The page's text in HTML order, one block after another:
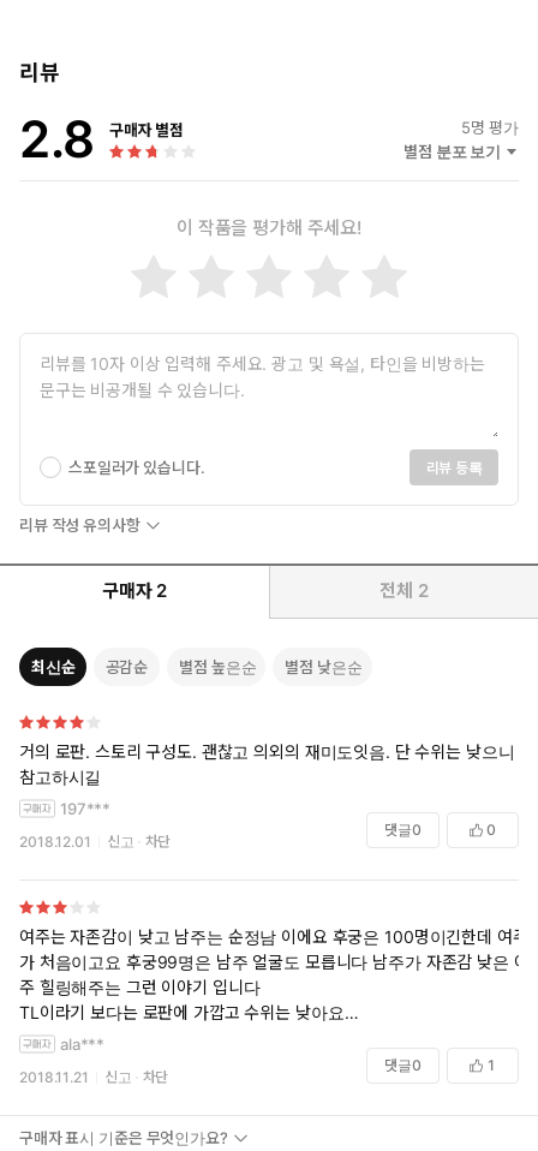
“신전을 닥치게 하고, 하렘을 없앨 것이다.”
은 조금 의아한 표정을 지었다.
“갑자기 뭐야?”
“……마유를 안을 수 있는 것이 앞으로 100일 이후라니 참을 수가 없
단 한 번, 달콤한 과실을 먹고, 그 맛을 알아 버리면 더욱 탐욕스럽
게 원하게 되는 것은 어쩔 수 없는 일이었다.
“완전 제멋대로네, 너!”
“아니, 그러니까, 그걸 말로 전하면 되잖아!”
수호 정령은 주인에게 한소리 하면서, 계속 웃으며 뒹굴었다.
* * *
히키코모리 니트인 내게, 숙식 제공인 하렘은 그야말로 천국!
……그런데, 내가 왕의 총애를 받는다고요?!
마유는 어느 날 이세계에 떨어지고, 99번째 후궁으로 하렘에 들어
100일에 한 번 돌아오는 밤 시중만 참아 내면 아름다운 옷과 맛있는
식사가 무제한 제공되는 생활이라니, 혹시 천국?
만, 왜인지 국왕 알다할의 총애를 받게 된다.
“나의 비는 그대 한 명이면 족하다.”
부드럽지만 진중한 알다할의 말을 듣고 차차 그에게 이끌리는 마유.
그러나 왕의 총애를 받는 후궁이 되자, 이목이 쏠려 주위가 조금 시
끄러워진다.
슈가처럼 달콤하고 강렬한 TL 소설
슈가 노블 SUGAR NOVEL
매월 20일, 여러분을 찾아갑니다!
리뷰
2.8 구매자 별점 5명 평가
별점 분포 보기
이 작품을 평가해 주세요!
스포일러가 있습니다. 리뷰 등록
리뷰 작성 유의사항
구매자 2 전체 2
최신순 공감순 별점 높은순 별점 낮은순
거의 로판. 스토리 구성도. 괜찮고 의외의 재미도잇음. 단 수위는 낮으니
참고하시길
197***
2018.12.01 신고 차단
댓글0 0
여주는 자존감이 낮고 남주는 순정남 이에요 후궁은 100명이긴한데 여주
가 처음이고요 후궁99명은 남주 얼굴도 모릅니다 남주가 자존감 낮은 여
주 힐링해주는 그런 이야기 입니다
TL이라기 보다는 로판에 가깝고 수위는 낮아요
소재 괜찮았고 남주도 괜찮았는데 묘하게 지루했네요 결말도 음.. ? 했어
잔잔한거 좋아하면 괜찮을거같아요 제 취향은 아니었어요 그래도 남주가
여주한테 잘보이려고 하는건 좀 귀여웠습니다
ala***
2018.11.21 신고 차단
댓글0 1
구매자 표시 기준은 무엇인가요?